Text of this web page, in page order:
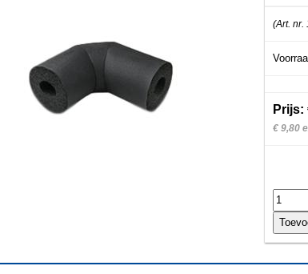
(Art. nr.
Prijs:
€ 9,80